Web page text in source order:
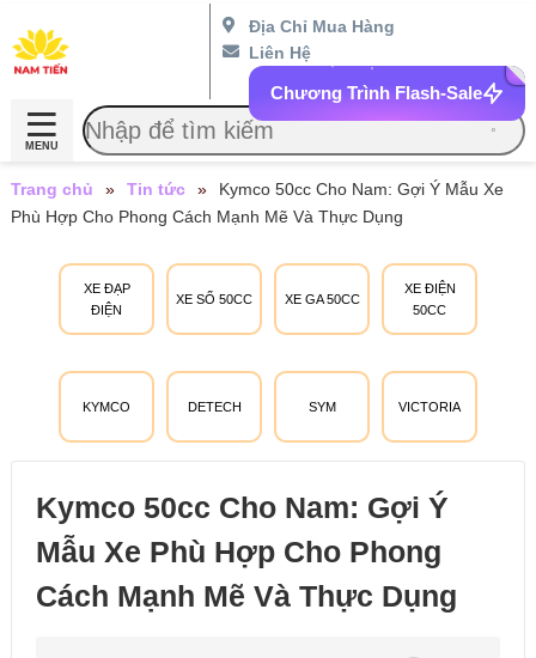
Địa Chỉ Mua Hàng
Liên Hệ
Chương Trình Flash-Sale
MENU
XE ĐẠP
ĐIỆN
XE SỐ 50CC XE GA 50CC
XE ĐIỆN
50CC
KYMCO DETECH SYM VICTORIA
Trang chủ » Tin tức »
Kymco 50cc Cho Nam: Gợi Ý Mẫu Xe
Phù Hợp Cho Phong Cách Mạnh Mẽ Và Thực Dụng
Kymco 50cc Cho Nam: Gợi Ý
Mẫu Xe Phù Hợp Cho Phong
Cách Mạnh Mẽ Và Thực Dụng